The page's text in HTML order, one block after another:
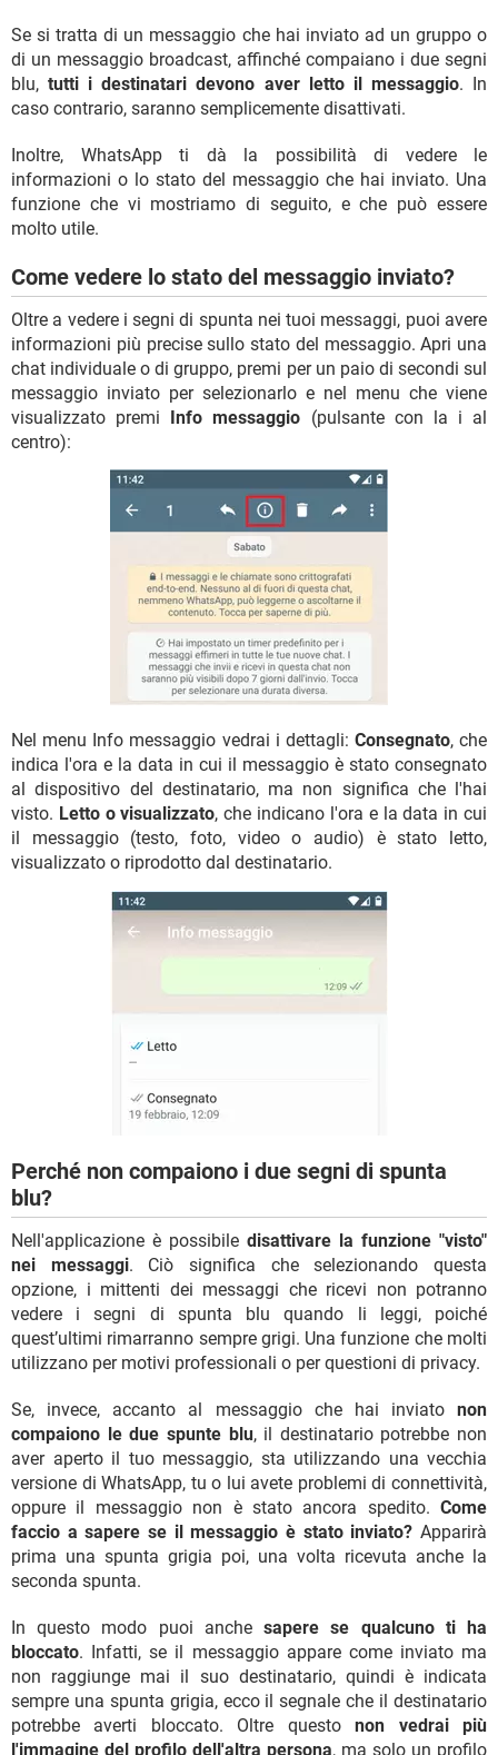
Se si tratta di un messaggio che hai inviato ad un gruppo o
di un messaggio broadcast, affinché compaiano i due segni
blu,tutti i destinatari devono aver letto il messaggio. In
caso contrario, saranno semplicemente disattivati.
Inoltre, WhatsApp ti dà la possibilità di vedere le
informazioni o lo stato del messaggio che hai inviato. Una
funzione che vi mostriamo di seguito, e che può essere
molto utile.
Come vedere lo stato del messaggio inviato?
Oltre a vedere i segni di spunta nei tuoi messaggi, puoi avere
informazioni più precise sullo stato del messaggio. Apri una
chat individuale o di gruppo, premi per un paio di secondi sul
messaggio inviato per selezionarlo e nel menu che viene
visualizzato premi Info messaggio (pulsante con la i al
centro):
Nel menu Info messaggio vedrai i dettagli: Consegnato, che
indica l'ora e la data in cui il messaggio è stato consegnato
al dispositivo del destinatario, ma non significa che l'hai
visto. Letto o visualizzato, che indicano l'ora e la data in cui
il messaggio (testo, foto, video o audio) è stato letto,
visualizzato o riprodotto dal destinatario.
Perché non compaiono i due segni di spunta
blu?
Nell'applicazione è possibile disattivare la funzione "visto"
nei messaggi. Ciò significa che selezionando questa
opzione, i mittenti dei messaggi che ricevi non potranno
vedere i segni di spunta blu quando li leggi, poiché
quest’ultimi rimarranno sempre grigi. Una funzione che molti
utilizzano per motivi professionali o per questioni di privacy.
Se, invece, accanto al messaggio che hai inviato non
compaiono le due spunte blu, il destinatario potrebbe non
aver aperto il tuo messaggio, sta utilizzando una vecchia
versione di WhatsApp, tu o lui avete problemi di connettività,
oppure il messaggio non è stato ancora spedito. Come
faccio a sapere se il messaggio è stato inviato? Apparirà
prima una spunta grigia poi, una volta ricevuta anche la
seconda spunta.
In questo modo puoi anchesapere se qualcuno ti ha
bloccato. Infatti, se il messaggio appare come inviato ma
non raggiunge mai il suo destinatario, quindi è indicata
sempre una spunta grigia, ecco il segnale che il destinatario
potrebbe averti bloccato. Oltre questonon vedrai più
l'immagine del profilo dell'altra persona, ma solo un profilo